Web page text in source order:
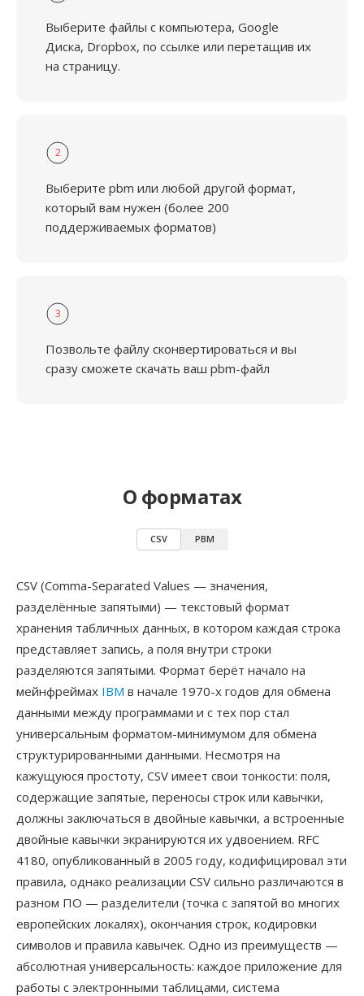
Выберите файлы с компьютера, Google
Диска, Dropbox, по ссылке или перетащив их
на страницу.
2
Выберите pbm или любой другой формат,
который вам нужен (более 200
поддерживаемых форматов)
3
Позвольте файлу сконвертироваться и вы
сразу сможете скачать ваш pbm-файл
О форматах
CSV PBM
CSV (Comma-Separated Values — значения,
разделённые запятыми) — текстовый формат
хранения табличных данных, в котором каждая строка
представляет запись, а поля внутри строки
разделяются запятыми. Формат берёт начало на
мейнфреймах IBM в начале 1970-х годов для обмена
данными между программами и с тех пор стал
универсальным форматом-минимумом для обмена
структурированными данными. Несмотря на
кажущуюся простоту, CSV имеет свои тонкости: поля,
содержащие запятые, переносы строк или кавычки,
должны заключаться в двойные кавычки, а встроенные
двойные кавычки экранируются их удвоением. RFC
4180, опубликованный в 2005 году, кодифицировал эти
правила, однако реализации CSV сильно различаются в
разном ПО — разделители (точка с запятой во многих
европейских локалях), окончания строк, кодировки
символов и правила кавычек. Одно из преимуществ —
абсолютная универсальность: каждое приложение для
работы с электронными таблицами, система